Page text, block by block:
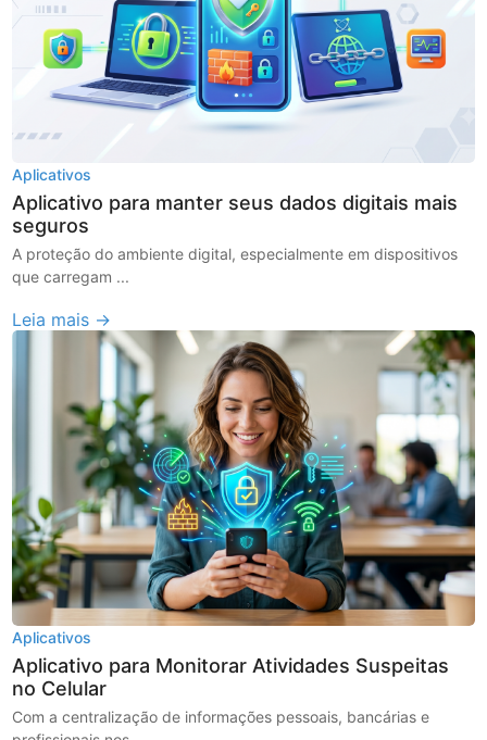
Aplicativos
Aplicativo para manter seus dados digitais mais
seguros
A proteção do ambiente digital, especialmente em dispositivos
que carregam ...
Leia mais →
Aplicativos
Aplicativo para Monitorar Atividades Suspeitas
no Celular
Com a centralização de informações pessoais, bancárias e